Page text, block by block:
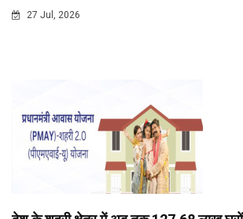
27 Jul, 2026